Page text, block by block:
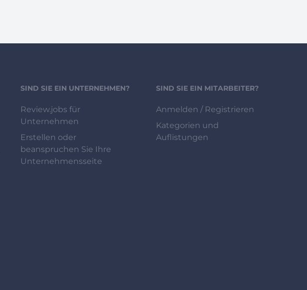
SIND SIE EIN UNTERNEHMEN?
Review.jobs für
Unternehmen
Erstellen oder
beanspruchen Sie Ihre
Unternehmensseite
SIND SIE EIN MITARBEITER?
Anmelden / Registrieren
Kategorien und
Auflistungen